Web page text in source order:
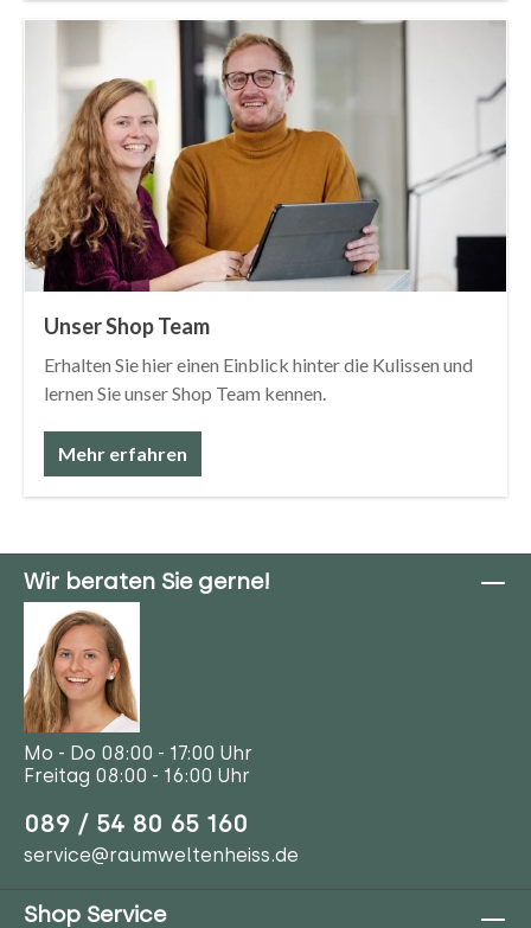
Unser Shop Team
Erhalten Sie hier einen Einblick hinter die Kulissen und
lernen Sie unser Shop Team kennen.
Mehr erfahren
Wir beraten Sie gerne!
Mo - Do 08:00 - 17:00 Uhr
Freitag 08:00 - 16:00 Uhr
089 / 54 80 65 160
service@raumweltenheiss.de
Shop Service